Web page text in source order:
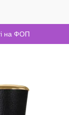
на ФОП